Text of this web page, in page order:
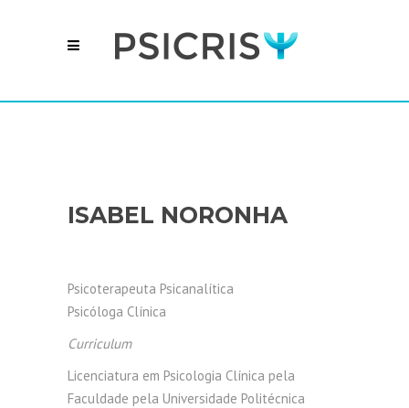
ISABEL NORONHA
Psicoterapeuta Psicanalítica
Psicóloga Clínica
Curriculum
Licenciatura em Psicologia Clínica pela
Faculdade pela Universidade Politécnica